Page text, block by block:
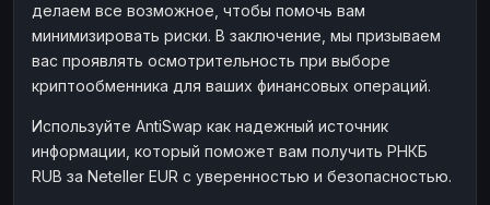
делаем все возможное, чтобы помочь вам
минимизировать риски. В заключение, мы призываем
вас проявлять осмотрительность при выборе
криптообменника для ваших финансовых операций.
Используйте AntiSwap как надежный источник
информации, который поможет вам получить РНКБ
RUB за Neteller EUR с уверенностью и безопасностью.